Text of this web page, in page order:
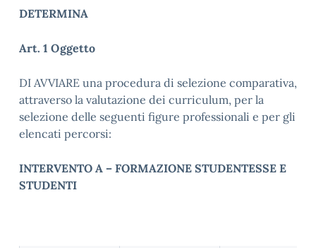
DETERMINA
Art. 1 Oggetto
DI AVVIARE una procedura di selezione comparativa,
attraverso la valutazione dei curriculum, per la
selezione delle seguenti figure professionali e per gli
elencati percorsi:
INTERVENTO A – FORMAZIONE STUDENTESSE E
STUDENTI